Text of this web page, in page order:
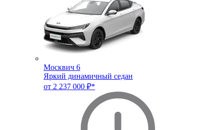
Москвич 6
Яркий динамичный седан
от 2 237 000 ₽*